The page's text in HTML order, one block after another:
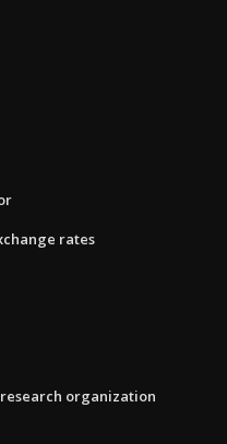
rates
organization